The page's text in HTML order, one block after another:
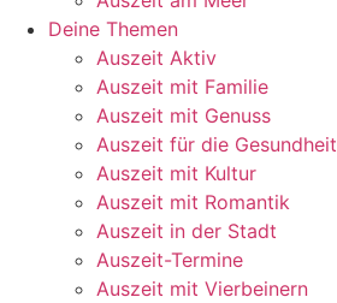
Deine Themen
Auszeit Aktiv
Auszeit mit Familie
Auszeit mit Genuss
Auszeit für die Gesundheit
Auszeit mit Kultur
Auszeit mit Romantik
Auszeit in der Stadt
Auszeit-Termine
Auszeit mit Vierbeinern